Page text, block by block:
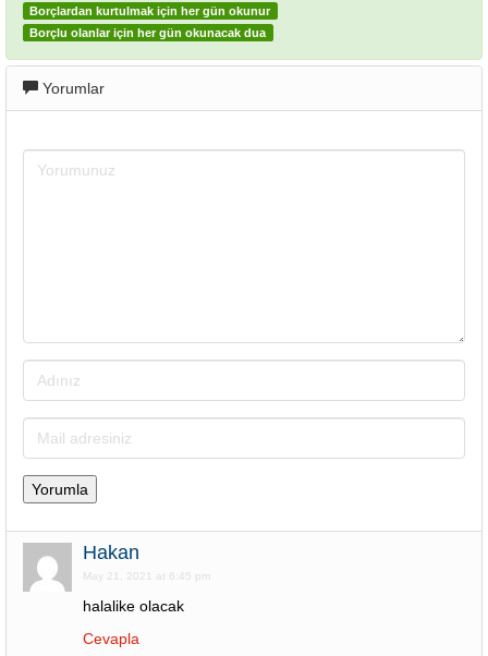
Borçlardan kurtulmak için her gün okunur
Borçlu olanlar için her gün okunacak dua
Yorumlar
Hakan
May 21, 2021 at 6:45 pm
halalike olacak
Cevapla